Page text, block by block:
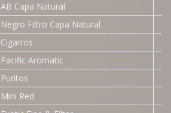
AB Capa Natural
Negro Filtro Capa Natural
Cigarros
Pacific Aromatic
Puritos
Mini Red